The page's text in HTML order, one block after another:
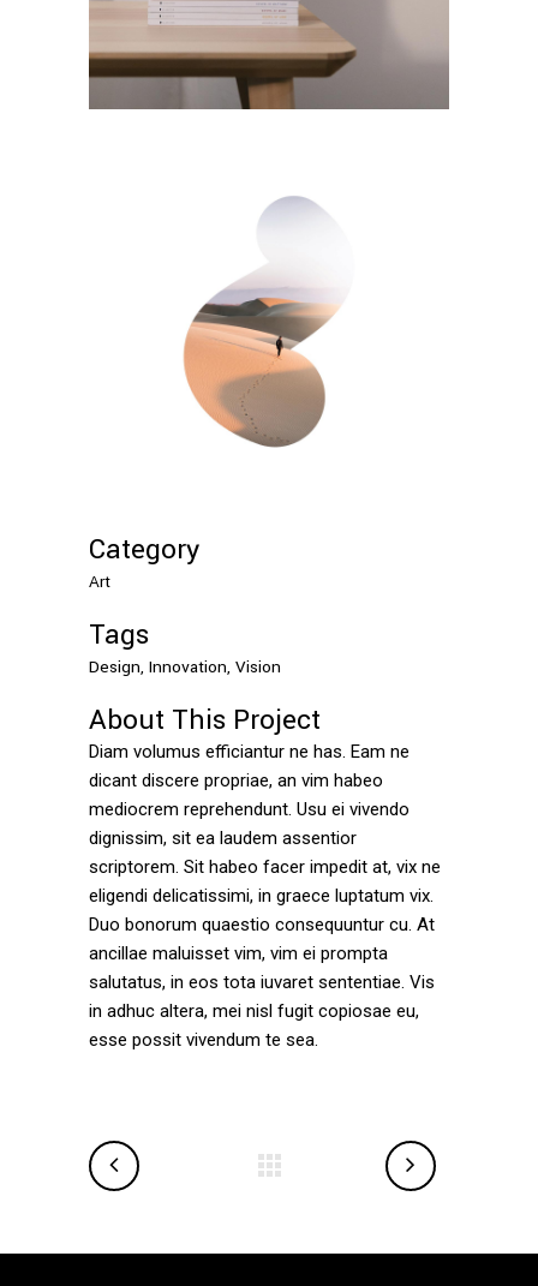
Category
Art
Tags
Design, Innovation, Vision
About This Project
Diam volumus efficiantur ne has. Eam ne
dicant discere propriae, an vim habeo
mediocrem reprehendunt. Usu ei vivendo
dignissim, sit ea laudem assentior
scriptorem. Sit habeo facer impedit at, vix ne
eligendi delicatissimi, in graece luptatum vix.
Duo bonorum quaestio consequuntur cu. At
ancillae maluisset vim, vim ei prompta
salutatus, in eos tota iuvaret sententiae. Vis
in adhuc altera, mei nisl fugit copiosae eu,
esse possit vivendum te sea.